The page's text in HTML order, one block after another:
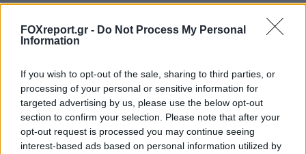
FOXreport.gr - Do Not Process My Personal
Information
If you wish to opt-out of the sale, sharing to third parties, or
processing of your personal or sensitive information for
targeted advertising by us, please use the below opt-out
section to confirm your selection. Please note that after your
opt-out request is processed you may continue seeing
interest-based ads based on personal information utilized by